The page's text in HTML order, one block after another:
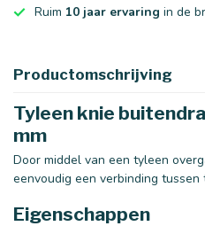
Ruim 10 jaar ervaring in de
Productomschrijving
Tyleen knie
mm
Door middel van een tyleen
eenvoudig een verbinding
Eigenschappen